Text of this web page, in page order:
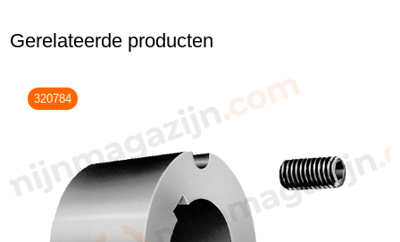
Gerelateerde producten
320784